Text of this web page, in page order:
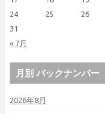
« 7月
24
25 26
31
月別 バックナンバー
2026年8月